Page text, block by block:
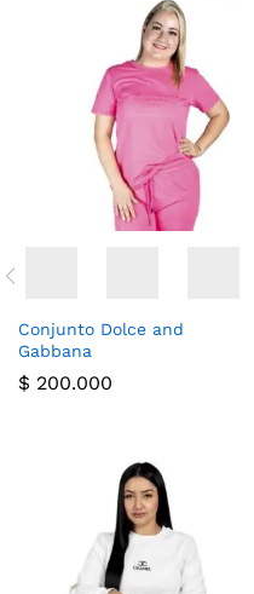
Conjunto Dolce and
Gabbana
$ 200.000